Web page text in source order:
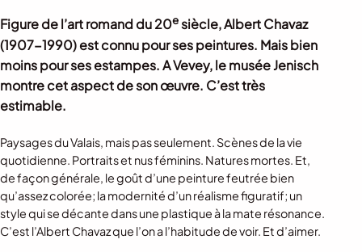
Figure de l’art romand du 20esiècle, Albert Chavaz
(1907-1990) est connu pour ses peintures. Mais bien
moins pour ses estampes. A Vevey, le musée Jenisch
montre cet aspect de son œuvre. C’est très
estimable.
Paysages du Valais, mais pas seulement. Scènes de la vie
quotidienne. Portraits et nus féminins. Natures mortes. Et,
de façon générale, le goût d’une peinture feutrée bien
qu’assez colorée; la modernité d’un réalisme figuratif; un
style qui se décante dans une plastique à la mate résonance.
C’est l’Albert Chavaz que l’on a l’habitude de voir. Et d’aimer.